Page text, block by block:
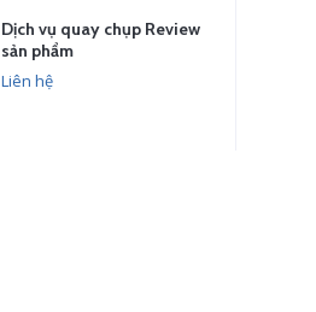
Dịch vụ quay chụp Review
sản phẩm
Liên hệ